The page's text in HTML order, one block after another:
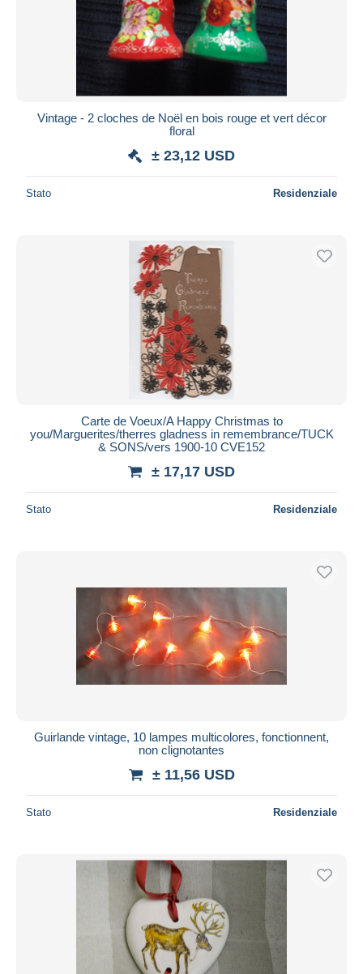
Vintage - 2 cloches de Noël en bois rouge et vert décor
floral
± 23,12 USD
Stato Residenziale
Carte de Voeux/A Happy Christmas to
you/Marguerites/therres gladness in remembrance/TUCK
& SONS/vers 1900-10 CVE152
± 17,17 USD
Stato Residenziale
Guirlande vintage, 10 lampes multicolores, fonctionnent,
non clignotantes
± 11,56 USD
Stato Residenziale